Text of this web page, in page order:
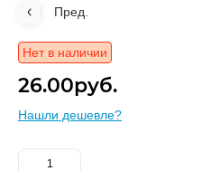
Пред.
Нет в наличии
26.00руб.
Нашли дешевле?